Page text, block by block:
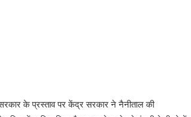
के प्रस्ताव पर केंद्र सरकार ने नैनीताल की